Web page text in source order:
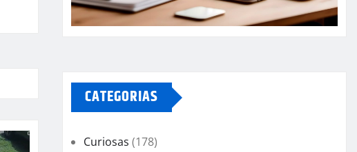
CATEGORIAS
Curiosas (178)